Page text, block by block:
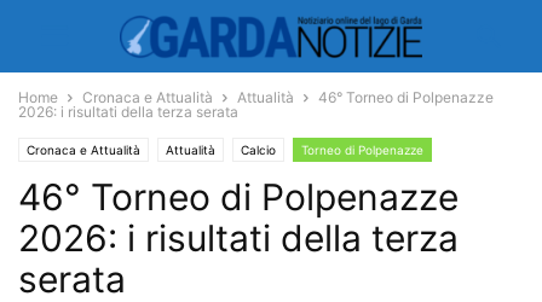
Home Cronaca e Attualità Attualità
46° Torneo di Polpenazze
2026: i risultati della terza serata
Cronaca e Attualità Attualità Calcio Torneo di Polpenazze
46° Torneo di Polpenazze
2026: i risultati della terza
serata